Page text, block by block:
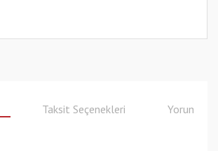
Taksit Seçenekleri Yorumlar